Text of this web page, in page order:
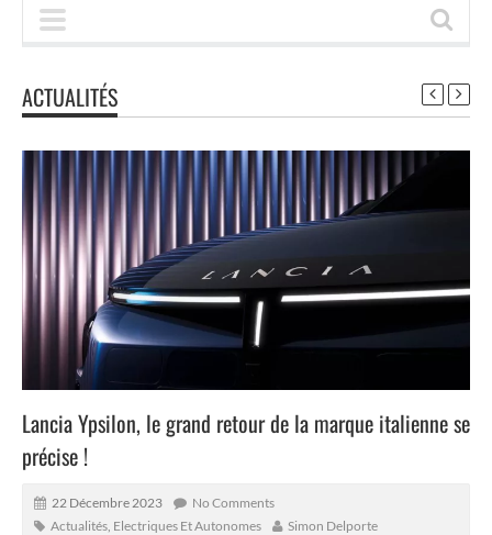
ACTUALITÉS
Lancia Ypsilon, le grand retour de la marque italienne se
précise !
22 Décembre 2023
No Comments
Actualités Electriques Et Autonomes Simon Delporte